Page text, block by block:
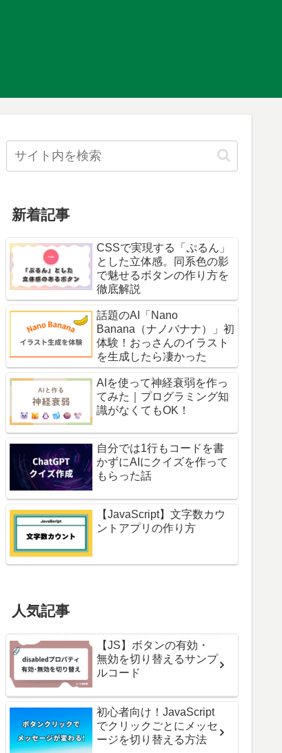
新着記事
CSSで実現する「ぷるん」
とした立体感。同系色の影
で魅せるボタンの作り方を
徹底解説
話題のAI「Nano
Banana（ナノバナナ）」初
体験！おっさんのイラスト
を生成したら凄かった
AIを使って神経衰弱を作っ
てみた｜プログラミング知
識がなくてもOK！
自分では1行もコードを書
かずにAIにクイズを作って
もらった話
【JavaScript】文字数カウ
ントアプリの作り方
人気記事
【JS】ボタンの有効・
無効を切り替えるサンプ
ルコード
初心者向け！JavaScript
でクリックごとにメッセ
ージを切り替える方法